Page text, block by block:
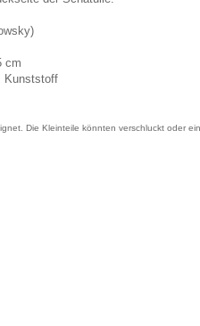
)
cm
Kunststoff
Die Kleinteile könnten verschluckt oder